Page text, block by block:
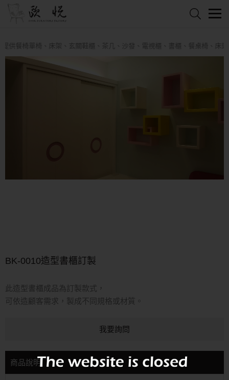
餐椅單椅、床架、玄關鞋櫃、茶几、沙發、電視櫃、書櫃、餐桌椅、床頭
BK-0010造型書櫃訂製
此造型書櫃成品為訂製款式，
可依造顧客需求，製成不同規格或材質。
我要詢問
商品說明